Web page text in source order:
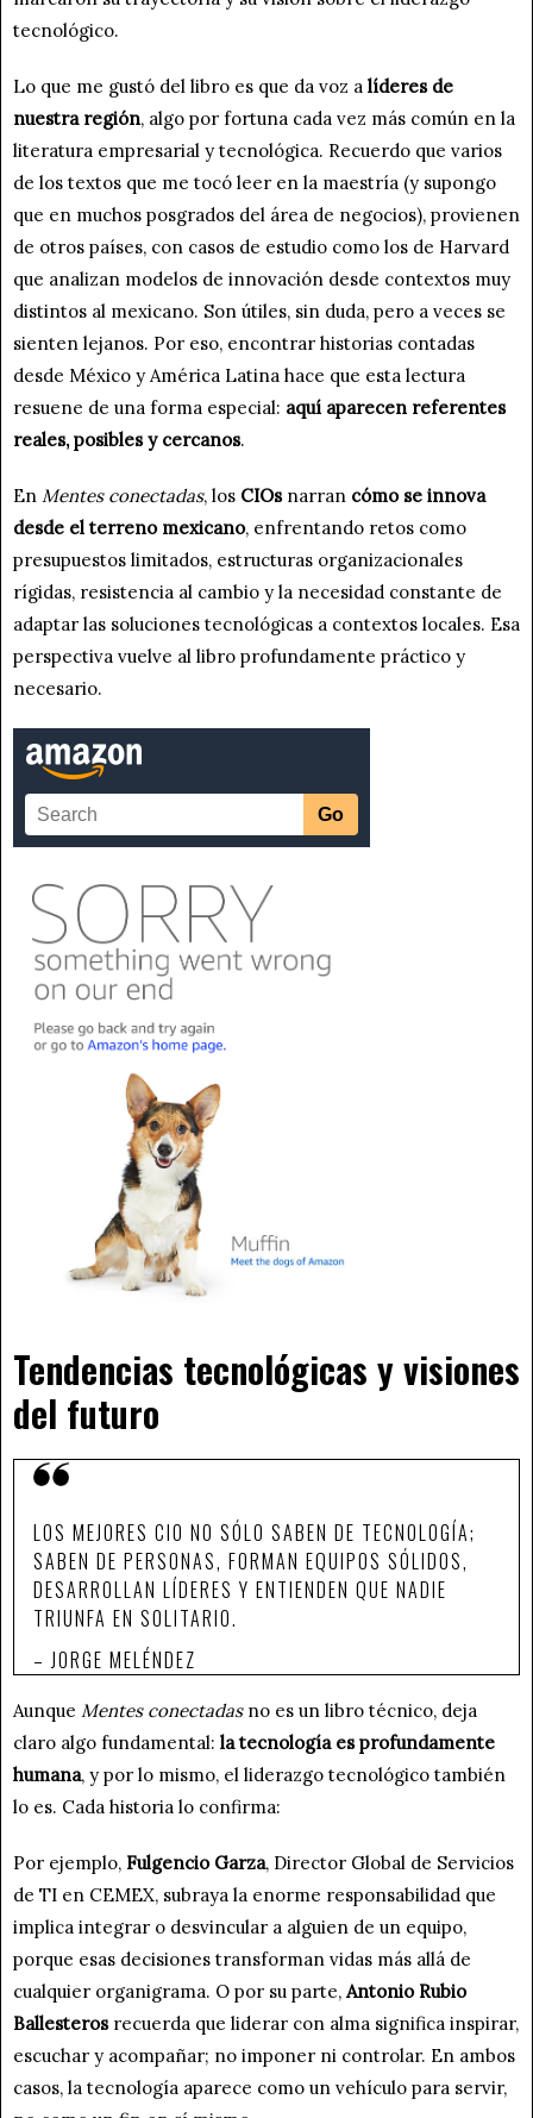
tecnológico.
Lo que me gustó del libro es que da voz a líderes de
nuestra región, algo por fortuna cada vez más común en la
literatura empresarial y tecnológica. Recuerdo que varios
de los textos que me tocó leer en la maestría (y supongo
que en muchos posgrados del área de negocios), provienen
de otros países, con casos de estudio como los de Harvard
que analizan modelos de innovación desde contextos muy
distintos al mexicano. Son útiles, sin duda, pero a veces se
sienten lejanos. Por eso, encontrar historias contadas
desde México y América Latina hace que esta lectura
resuene de una forma especial: aquí aparecen referentes
reales, posibles y cercanos.
En Mentes conectadas, los CIOsnarran cómo se innova
desde el terreno mexicano, enfrentando retos como
presupuestos limitados, estructuras organizacionales
rígidas, resistencia al cambio y la necesidad constante de
adaptar las soluciones tecnológicas a contextos locales. Esa
perspectiva vuelve al libro profundamente práctico y
necesario.
Tendencias tecnológicas y visiones
del futuro
LOS MEJORES CIO NO SÓLO SABEN DE TECNOLOGÍA;
SABEN DE PERSONAS, FORMAN EQUIPOS SÓLIDOS,
DESARROLLAN LÍDERES Y ENTIENDEN QUE NADIE
TRIUNFA EN SOLITARIO.
– JORGE MELÉNDEZ
Aunque Mentes conectadasno es un libro técnico, deja
claro algo fundamental: la tecnología es profundamente
humana, y por lo mismo, el liderazgo tecnológico también
lo es. Cada historia lo confirma:
Por ejemplo, Fulgencio Garza, Director Global de Servicios
de TI en CEMEX, subraya la enorme responsabilidad que
implica integrar o desvincular a alguien de un equipo,
porque esas decisiones transforman vidas más allá de
cualquier organigrama. O por su parte,Antonio Rubio
Ballesterosrecuerda que liderar con alma significa inspirar,
escuchar y acompañar; no imponer ni controlar. En ambos
casos, la tecnología aparece como un vehículo para servir,